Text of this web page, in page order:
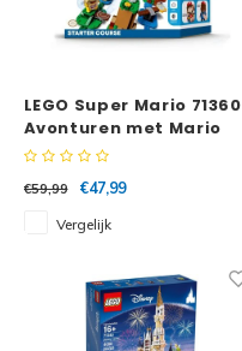
LEGO Super Mario 71360
Avonturen met Mario
startset
€59,99
€47,99
Vergelijk